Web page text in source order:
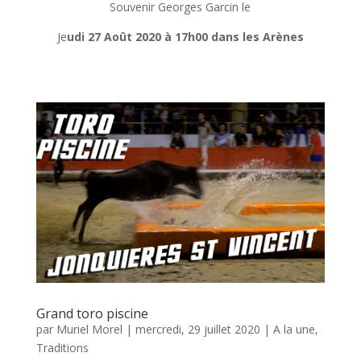
Souvenir Georges Garcin le
Jeudi 27 Août 2020 à 17h00 dans les Arènes
Grand toro piscine
par Muriel Morel | mercredi, 29 juillet 2020 | A la une,
Traditions